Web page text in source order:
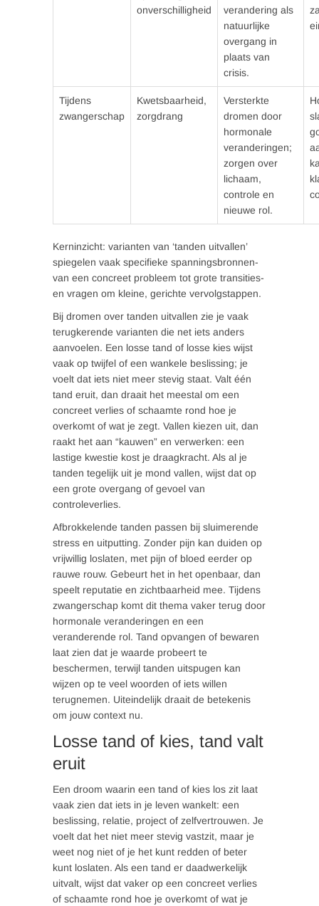
onverschilligheid
verandering als
natuurlijke
overgang in
plaats van
crisis.
Tijdens
zwangerschap
Kwetsbaarheid,
zorgdrang
Versterkte
dromen door
hormonale
veranderingen;
zorgen over
lichaam,
controle en
nieuwe rol.
Kerninzicht: varianten van ‘tanden uitvallen’
spiegelen vaak specifieke spanningsbronnen-
van een concreet probleem tot grote transities-
en vragen om kleine, gerichte vervolgstappen.
Bij dromen over tanden uitvallen zie je vaak
terugkerende varianten die net iets anders
aanvoelen. Een losse tand of losse kies wijst
vaak op twijfel of een wankele beslissing; je
voelt dat iets niet meer stevig staat. Valt één
tand eruit, dan draait het meestal om een
concreet verlies of schaamte rond hoe je
overkomt of wat je zegt. Vallen kiezen uit, dan
raakt het aan “kauwen” en verwerken: een
lastige kwestie kost je draagkracht. Als al je
tanden tegelijk uit je mond vallen, wijst dat op
een grote overgang of gevoel van
controleverlies.
Afbrokkelende tanden passen bij sluimerende
stress en uitputting. Zonder pijn kan duiden op
vrijwillig loslaten, met pijn of bloed eerder op
rauwe rouw. Gebeurt het in het openbaar, dan
speelt reputatie en zichtbaarheid mee. Tijdens
zwangerschap komt dit thema vaker terug door
hormonale veranderingen en een
veranderende rol. Tand opvangen of bewaren
laat zien dat je waarde probeert te
beschermen, terwijl tanden uitspugen kan
wijzen op te veel woorden of iets willen
terugnemen. Uiteindelijk draait de betekenis
om jouw context nu.
Losse tand of kies, tand valt
eruit
Een droom waarin een tand of kies los zit laat
vaak zien dat iets in je leven wankelt: een
beslissing, relatie, project of zelfvertrouwen. Je
voelt dat het niet meer stevig vastzit, maar je
weet nog niet of je het kunt redden of beter
kunt loslaten. Als een tand er daadwerkelijk
uitvalt, wijst dat vaker op een concreet verlies
of schaamte rond hoe je overkomt of wat je